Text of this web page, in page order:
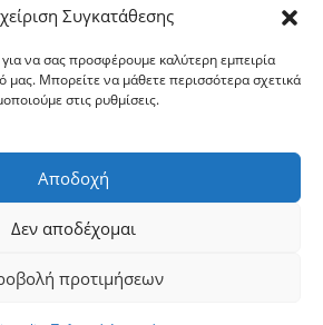
Συγκατάθεσης
να σας προσφέρουμε καλύτερη εμπειρία
μας. Μπορείτε να μάθετε περισσότερα σχετικά
στις ρυθμίσεις.
Αποδοχή
Δεν αποδέχομαι
προτιμήσεων